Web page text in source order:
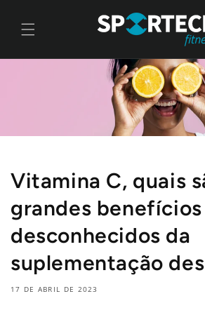
conteúdo
Vitamina C, quais
grandes benefícios
desconhecidos da
suplementação
17 DE ABRIL DE 2023